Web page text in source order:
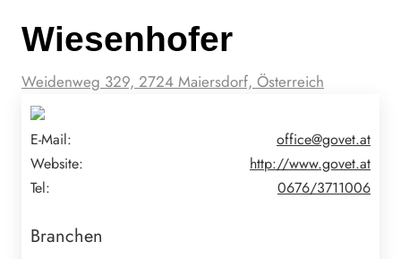
Wiesenhofer
Weidenweg 329, 2724 Maiersdorf, Österreich
E-Mail:
office@govet.at
Website:
http://www.govet.at
Tel:
0676/3711006
Branchen